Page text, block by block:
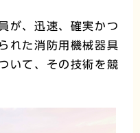
が、迅速、確実かつ
れた消防用機械器具
いて、その技術を競